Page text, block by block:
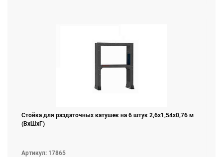
Стойка для раздаточных катушек на 6 штук 2,6х1,54х0,76 м
(ВхШхГ)
Артикул: 17865